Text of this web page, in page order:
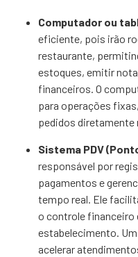
Computador ou
eficiente, pois irão
restaurante,
estoques, emitir
financeiros. O
para operações
pedidos diretamente
Sistema PDV
responsável por
pagamentos e
tempo real. Ele
o controle financeiro
estabelecimento.
acelerar